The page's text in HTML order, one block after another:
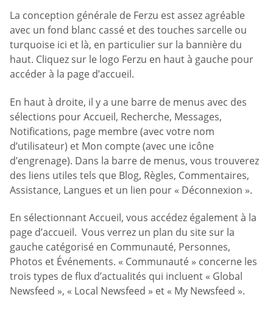
La conception générale de Ferzu est assez agréable
avec un fond blanc cassé et des touches sarcelle ou
turquoise ici et là, en particulier sur la bannière du
haut. Cliquez sur le logo Ferzu en haut à gauche pour
accéder à la page d’accueil.
En haut à droite, il y a une barre de menus avec des
sélections pour Accueil, Recherche, Messages,
Notifications, page membre (avec votre nom
d’utilisateur) et Mon compte (avec une icône
d’engrenage). Dans la barre de menus, vous trouverez
des liens utiles tels que Blog, Règles, Commentaires,
Assistance, Langues et un lien pour « Déconnexion ».
En sélectionnant Accueil, vous accédez également à la
page d’accueil. Vous verrez un plan du site sur la
gauche catégorisé en Communauté, Personnes,
Photos et Événements. « Communauté » concerne les
trois types de flux d’actualités qui incluent « Global
Newsfeed », « Local Newsfeed » et « My Newsfeed ».